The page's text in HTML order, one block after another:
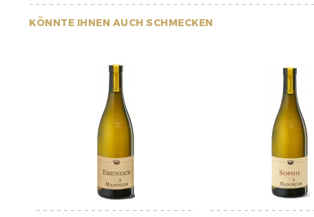
KÖNNTE IHNEN AUCH SCHMECKEN